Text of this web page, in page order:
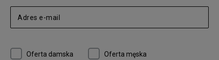
Oferta damska Oferta męska